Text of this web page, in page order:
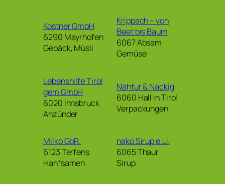
Kostner GmbH
6290 Mayrhofen
Gebäck, Müsli
Krippach – von
Beet bis Baum
6067 Absam
Gemüse
Lebenshilfe Tirol
gem GmbH
6020 Innsbruck
Anzünder
Nahtur & Nackig
6060 Hall in Tirol
Verpackungen
Milko GbR.
6123 Terfens
Hanfsamen
nako Sirup e.U.
6065 Thaur
Sirup